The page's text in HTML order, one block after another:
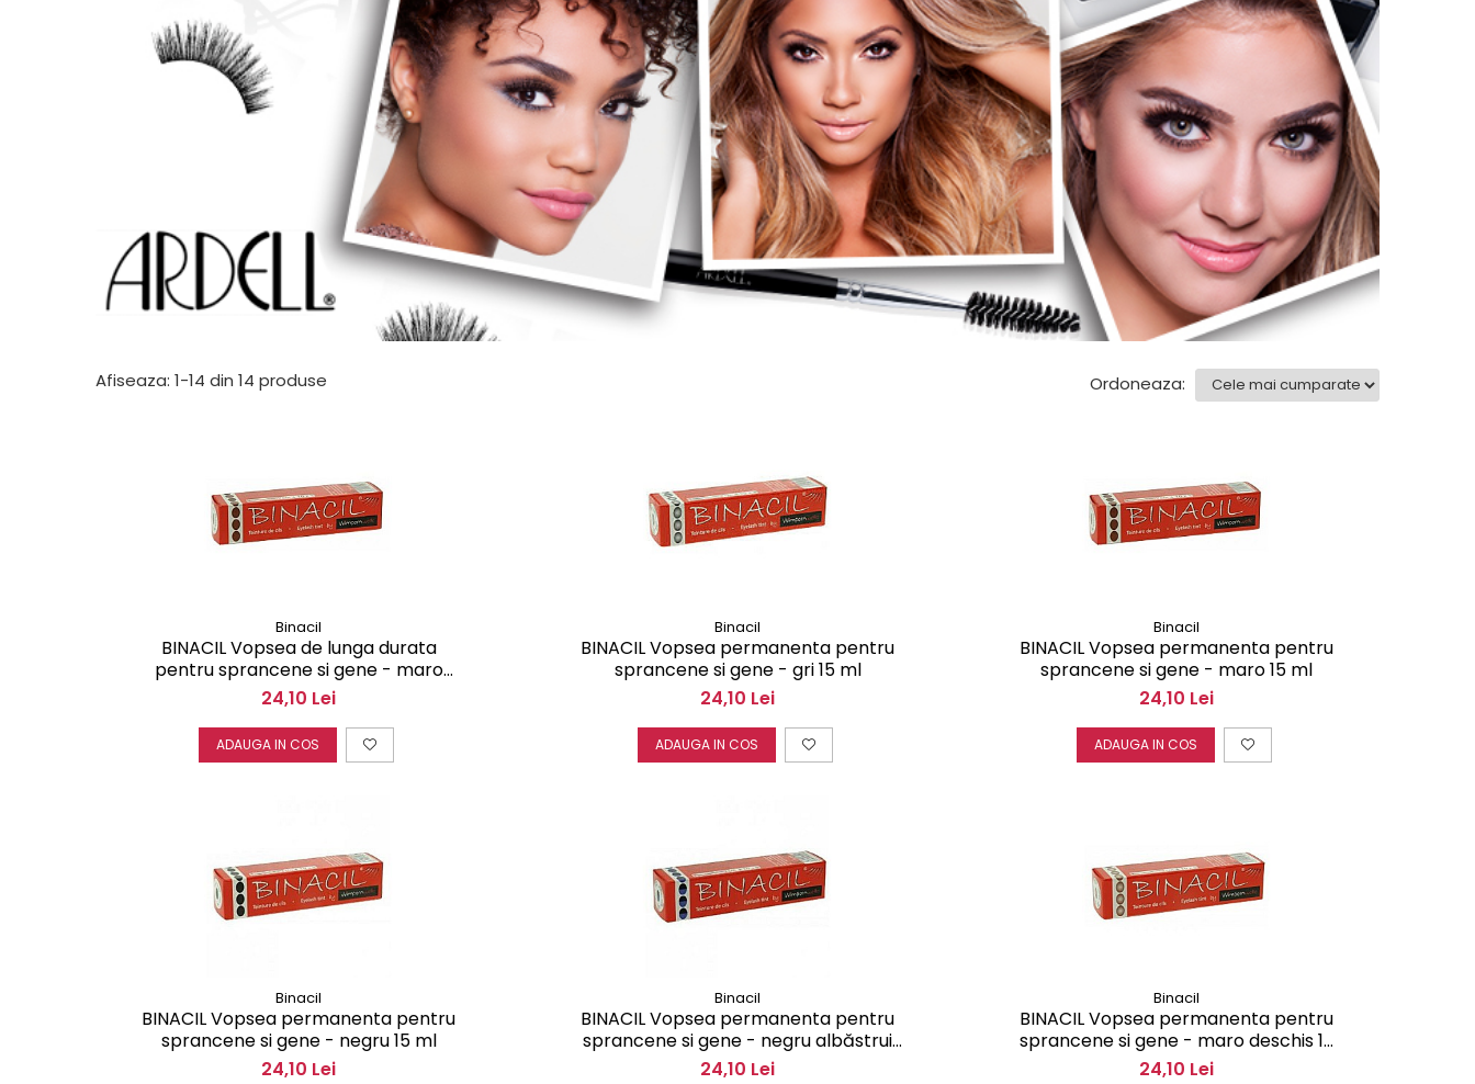
Afiseaza: 1-14 din 14 produse Ordoneaza:
Binacil
BINACIL Vopsea de lunga durata
pentru sprancene si gene - maro
natural/inchis 15 ml
24,10 Lei
ADAUGA IN COS
Binacil
BINACIL Vopsea permanenta pentru
sprancene si gene - gri 15 ml
24,10 Lei
ADAUGA IN COS
Binacil
BINACIL Vopsea permanenta pentru
sprancene si gene - maro 15 ml
24,10 Lei
ADAUGA IN COS
Binacil
BINACIL Vopsea permanenta pentru
sprancene si gene - negru 15 ml
24,10 Lei
Binacil
BINACIL Vopsea permanenta pentru
sprancene si gene - negru albăstrui
15 ml
24,10 Lei
Binacil
BINACIL Vopsea permanenta pentru
sprancene si gene - maro deschis 15
ml
24,10 Lei